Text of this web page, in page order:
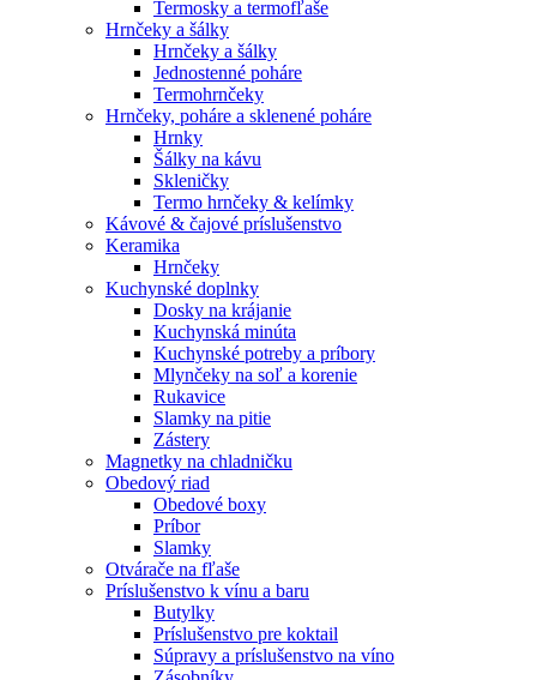
Termosky a termofľaše
Hrnčeky a šálky
Hrnčeky a šálky
Jednostenné poháre
Termohrnčeky
Hrnčeky, poháre a sklenené poháre
Hrnky
Šálky na kávu
Skleničky
Termo hrnčeky & kelímky
Kávové & čajové príslušenstvo
Keramika
Hrnčeky
Kuchynské doplnky
Dosky na krájanie
Kuchynská minúta
Kuchynské potreby a príbory
Mlynčeky na soľ a korenie
Rukavice
Slamky na pitie
Zástery
Magnetky na chladničku
Obedový riad
Obedové boxy
Príbor
Slamky
Otvárače na fľaše
Príslušenstvo k vínu a baru
Butylky
Príslušenstvo pre koktail
Súpravy a príslušenstvo na víno